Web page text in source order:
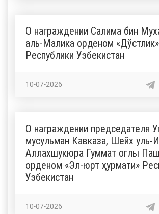
О награждении Салима бин
аль-Малика орденом «Дўстлик»
Республики Узбекистан
10-07-2026
О награждении председателя
мусульман Кавказа, Шейх уль-
Аллахшукюра Гуммат оглы
орденом «Эл-юрт ҳурмати»
Узбекистан
10-07-2026